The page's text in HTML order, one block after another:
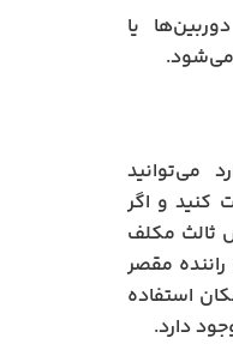
یا
می‌شود.
می‌توانید
کنید و اگر
ثالث مکلف
مقصر
استفاده
دارد.